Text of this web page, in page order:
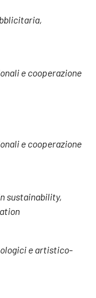
e cooperazione
e cooperazione
sustainability,
e artistico-